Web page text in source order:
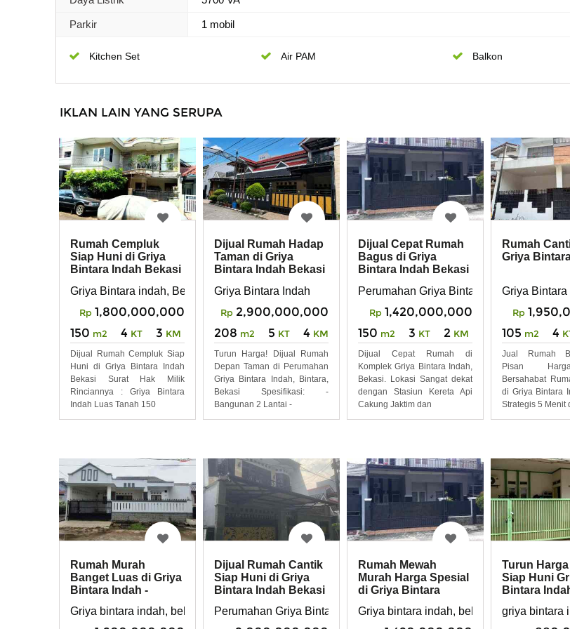
Parkir 1 mobil
Kitchen Set Air PAM Balkon
IKLAN LAIN YANG SERUPA
Rumah Cempluk
Siap Huni di Griya
Bintara Indah Bekasi
Griya Bintara indah, Bekasi barat
Rp 1,800,000,000
150 m2 4 KT 3 KM
Dijual Rumah Cempluk Siap
Huni di Griya Bintara Indah
Bekasi Surat Hak Milik
Rinciannya : Griya Bintara
Indah Luas Tanah 150
Dijual Rumah Hadap
Taman di Griya
Bintara Indah Bekasi
Griya Bintara Indah
Rp 2,900,000,000
208 m2 5 KT 4 KM
Turun Harga! Dijual Rumah
Depan Taman di Perumahan
Griya Bintara Indah, Bintara,
Bekasi Spesifikasi: -
Bangunan 2 Lantai -
Dijual Cepat Rumah
Bagus di Griya
Bintara Indah Bekasi
Perumahan Griya Bintara Indah Bekasi
Rp 1,420,000,000
150 m2 3 KT 2 KM
Dijual Cepat Rumah di
Komplek Griya Bintara Indah,
Bekasi. Lokasi Sangat dekat
dengan Stasiun Kereta Api
Cakung Jaktim dan
Rumah
Griya
Griya Bintara
Rp
105 m2 4
Jual Rumah
Pisan
Bersahabat
di Griya Bintara
Strategis 5 Menit
Rumah Murah
Banget Luas di Griya
Bintara Indah -
Griya bintara indah, bekasi barat pondok kopi
Dijual Rumah Cantik
Siap Huni di Griya
Bintara Indah Bekasi
Perumahan Griya Bintara Indah
Rumah Mewah
Murah Harga Spesial
di Griya Bintara
Griya bintara indah, bekasi barat pondok
Turun
Siap Huni
Bintara
griya bintara